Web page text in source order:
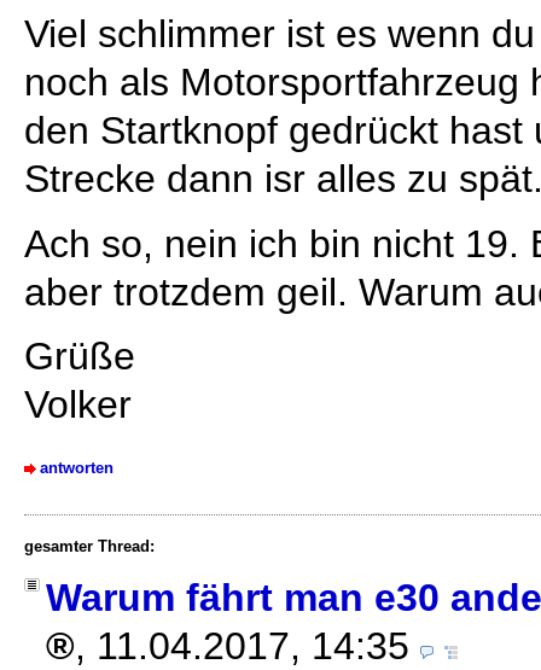
Viel schlimmer ist es wenn
noch als Motorsportfahrzeug
den Startknopf gedrückt
Strecke dann isr alles zu
Ach so, nein ich bin nicht 19.
aber trotzdem geil. Warum
Grüße
Volker
antworten
gesamter Thread:
Warum fährt man e30
, 11.04.2017, 14:35